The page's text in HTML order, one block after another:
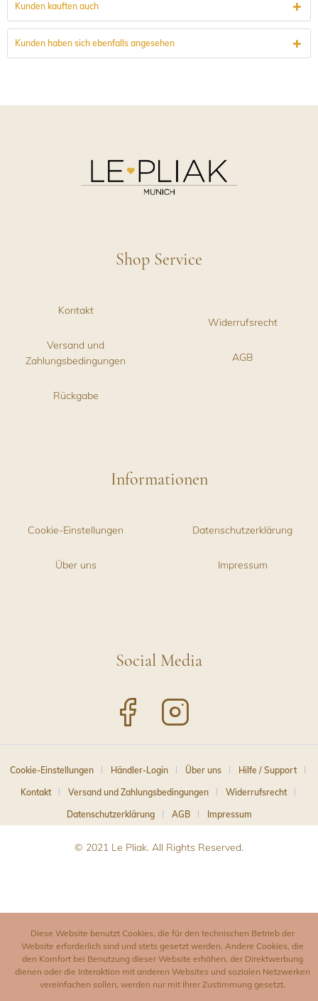
Kunden kauften auch
Kunden haben sich ebenfalls angesehen
Shop Service
Kontakt
Versand und
Zahlungsbedingungen
Rückgabe
Widerrufsrecht
AGB
Informationen
Cookie-Einstellungen
Über uns
Datenschutzerklärung
Impressum
Social Media
Cookie-Einstellungen Händler-Login Über uns Hilfe / Support
Kontakt Versand und Zahlungsbedingungen Widerrufsrecht
Datenschutzerklärung AGB Impressum
© 2021 Le Pliak. All Rights Reserved.
Diese Website benutzt Cookies, die für den technischen Betrieb der
Website erforderlich sind und stets gesetzt werden. Andere Cookies, die
den Komfort bei Benutzung dieser Website erhöhen, der Direktwerbung
dienen oder die Interaktion mit anderen Websites und sozialen Netzwerken
vereinfachen sollen, werden nur mit Ihrer Zustimmung gesetzt.